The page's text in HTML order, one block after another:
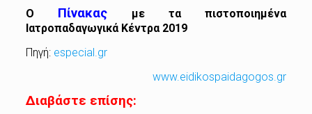
Ο Πίνακας
με τα πιστοποιημένα
Ιατροπαδαγωγικά Κέντρα 2019
Πηγή: especial.gr
www.eidikospaidagogos.gr
Διαβάστε επίσης: